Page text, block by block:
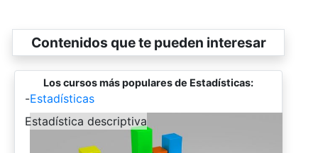
Contenidos que te pueden interesar
Los cursos más populares de Estadísticas:
-Estadísticas
-
Estadística descriptiva